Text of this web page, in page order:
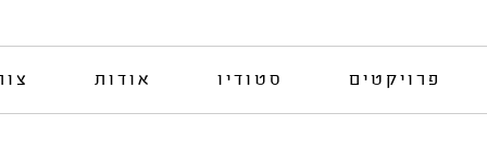
פרויקטים סטודיו אודות